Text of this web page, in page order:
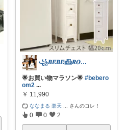
꧁𝑩𝑬𝑩𝑬𓊝𝑹𝑶𝑶𝑴꧂
🌟お買い物マラソン🌟 #bebero
om2 ...
￥ 11,990
ななまる 楽天 さんのコレ！
0 0 2